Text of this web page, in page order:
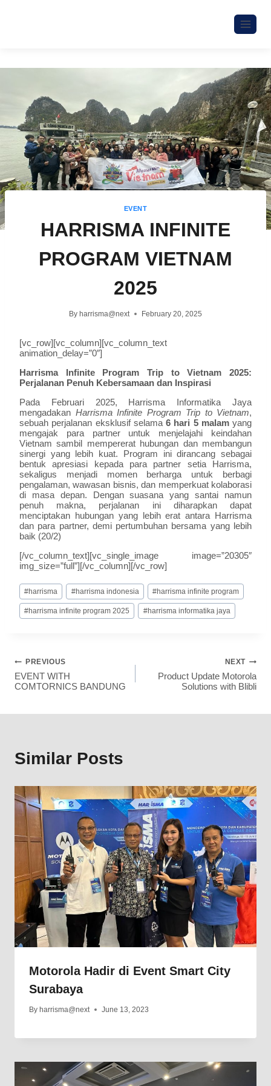
EVENT
HARRISMA INFINITE
PROGRAM VIETNAM
2025
By harrisma@next February 20, 2025
[vc_row][vc_column][vc_column_text
animation_delay=”0″]
Harrisma Infinite Program Trip to Vietnam 2025:
Perjalanan Penuh Kebersamaan dan Inspirasi
Pada Februari 2025, Harrisma Informatika Jaya
mengadakan Harrisma Infinite Program Trip to Vietnam,
sebuah perjalanan eksklusif selama 6 hari 5 malamyang
mengajak para partner untuk menjelajahi keindahan
Vietnam sambil mempererat hubungan dan membangun
sinergi yang lebih kuat. Program ini dirancang sebagai
bentuk apresiasi kepada para partner setia Harrisma,
sekaligus menjadi momen berharga untuk berbagi
pengalaman, wawasan bisnis, dan memperkuat kolaborasi
di masa depan. Dengan suasana yang santai namun
penuh makna, perjalanan ini diharapkan dapat
menciptakan hubungan yang lebih erat antara Harrisma
dan para partner, demi pertumbuhan bersama yang lebih
baik (20/2)
[/vc_column_text][vc_single_image image=”20305″
img_size=”full”][/vc_column][/vc_row]
#harrisma #harrisma indonesia #harrisma infinite program
#harrisma infinite program 2025 #harrisma informatika jaya
PREVIOUS
EVENT WITH
COMTORNICS BANDUNG
NEXT
Product Update Motorola
Solutions with Blibli
Similar Posts
Motorola Hadir di Event Smart City
Surabaya
By harrisma@next June 13, 2023